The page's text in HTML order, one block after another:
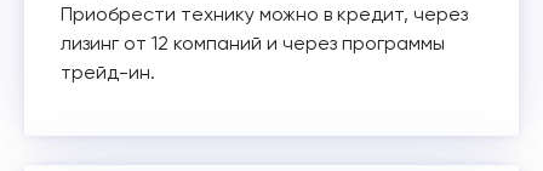
Приобрести технику можно в кредит, через
лизинг от 12 компаний и через программы
трейд-ин.